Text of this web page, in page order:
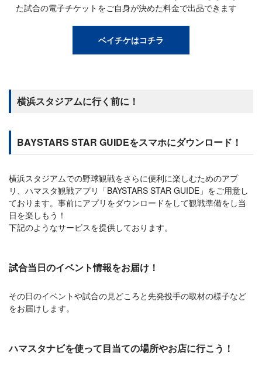
た試合の電子チケットをご自身が決めた料金で出品できます
ベイチケはコチラ
横浜スタジアムに行く前に！
BAYSTARS STAR GUIDEをスマホにダウンロード！
横浜スタジアムでの野球観戦をさらに便利に楽しむためのアプ
リ、ハマスタ観戦アプリ「BAYSTARS STAR GUIDE」をご用意し
ております。事前にアプリをダウンロードをして観戦準備をし当
日を楽しもう！
下記のようなサービスを提供しております。
試合当日のイベント情報をお届け！
その日のイベントや試合の見どころと先発投手の取材の様子など
をお届けします。
ハマスタナビを使って目当ての場所やお店に行こう！